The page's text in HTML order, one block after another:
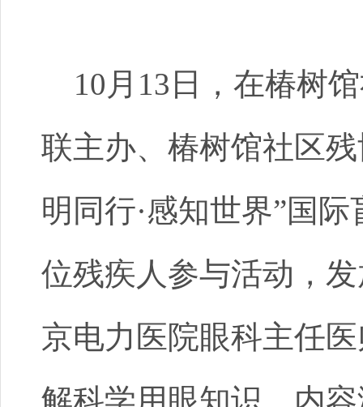
10月13日，在椿树
联主办、椿树馆社区
明同行·感知世界”国
位残疾人参与活动，
京电力医院眼科主任